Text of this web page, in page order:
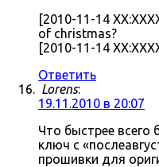
[2010-11-14
of christmas?
[2010-11-14
Ответить
Lorens:
19.11.2010 в 20:07
Что быстрее всего
ключ с
прошивки для